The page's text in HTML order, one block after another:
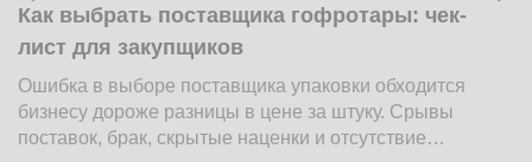
Как выбрать поставщика гофротары: чек-
лист для закупщиков
Ошибка в выборе поставщика упаковки обходится
бизнесу дороже разницы в цене за штуку. Срывы
поставок, брак, скрытые наценки и отсутствие…